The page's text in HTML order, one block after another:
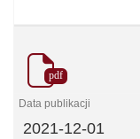
pdf
2021-12-01